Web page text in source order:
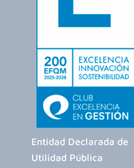
Entidad Declarada de
Utilidad Pública